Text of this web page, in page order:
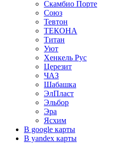
Скамбио Порте
Союз
Тевтон
ТЕКОНА
Титан
Уют
Хенкель Рус
Церезит
ЧАЗ
Шабашка
ЭлПласт
Эльбор
Эра
Ясхим
В google карты
В yandex карты